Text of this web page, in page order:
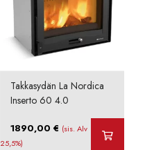
Takkasydän La Nordica
Inserto 60 4.0
1890,00€ (sis. Alv
25,5%)